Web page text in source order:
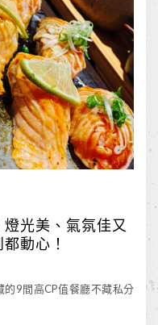
光美、氣氛佳又
動心！
9間高CP值餐廳不藏私分